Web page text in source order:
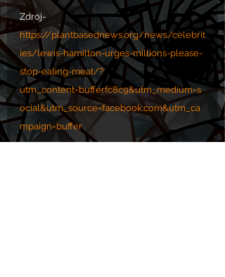
Zdroj-
https://plantbasednews.org/news/celebrit
ies/lewis-hamilton-urges-millions-please-
stop-eating-meat/?
utm_content=bufferfc8c9&utm_medium=s
ocial&utm_source=facebook.com&utm_ca
mpaign=buffer